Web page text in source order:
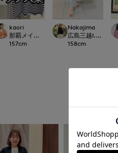
kaori
那覇メインプレイスI.T.'S.international
157cm
Nakajima
広島三越
158cm